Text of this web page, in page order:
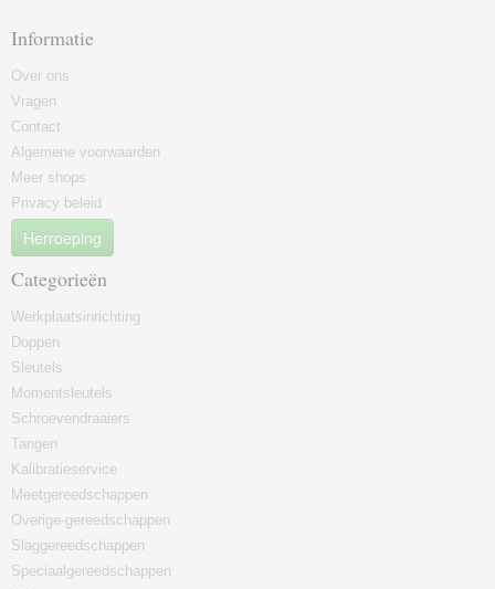
Informatie
Over ons
Vragen
Contact
Algemene voorwaarden
Meer shops
Privacy beleid
Herroeping
Categorieën
Werkplaatsinrichting
Doppen
Sleutels
Momentsleutels
Schroevendraaiers
Tangen
Kalibratieservice
Meetgereedschappen
Overige-gereedschappen
Slaggereedschappen
Speciaalgereedschappen